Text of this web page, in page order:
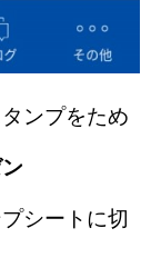
ンプをため
シートに切